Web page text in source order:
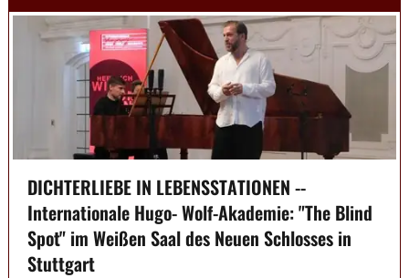
DICHTERLIEBE IN LEBENSSTATIONEN --
Internationale Hugo- Wolf-Akademie: "The Blind
Spot" im Weißen Saal des Neuen Schlosses in
Stuttgart